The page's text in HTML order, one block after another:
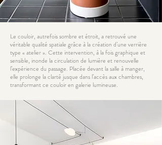
Le couloir, autrefois sombre et étroit, a retrouvé une
véritable qualité spatiale grâce à la création d’une verrière
type « atelier ». Cette intervention, à la fois graphique et
sensible, inonde la circulation de lumière et renouvelle
l’expérience du passage. Placée devant la salle à manger,
elle prolonge la clarté jusque dans l’accès aux chambres,
transformant ce couloir en galerie lumineuse.